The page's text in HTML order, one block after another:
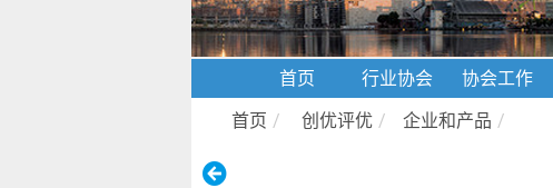
首页 行业协会 协会工作
首页 / 创优评优 / 企业和产品 /